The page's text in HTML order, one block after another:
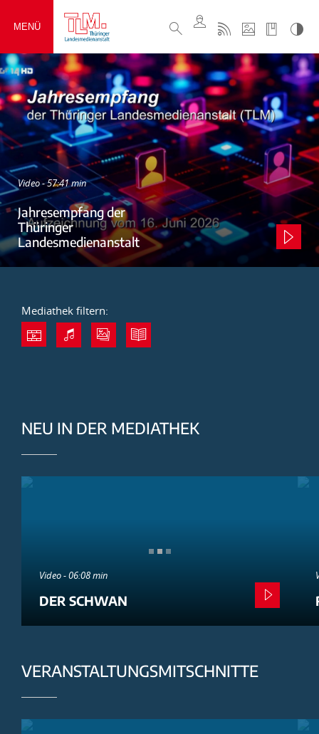
MENÜ
Video - 57:41 min
Jahresempfang der
Thüringer
Landesmedienanstalt
Mediathek filtern:
NEU IN DER MEDIATHEK
Video - 06:08 min
DER SCHWAN
VERANSTALTUNGSMITSCHNITTE